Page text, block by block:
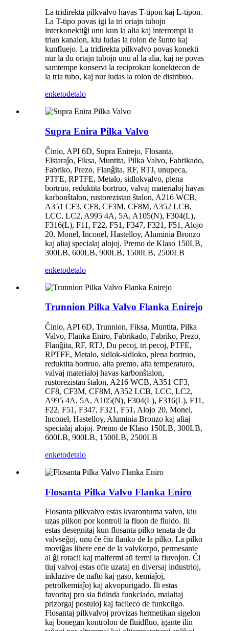
La tridirekta pilkvalvo havas T-tipon kaj L-tipon.
La T-tipo povas igi la tri ortajn tubojn
interkonektiĝi unu kun la alia kaj interrompi la
trian kanalon, kiu ludas la rolon de ŝunto kaj
kunfluejo. La tridirekta pilkvalvo povas konekti
nur la du ortajn tubojn unu al la alia, kaj ne povas
samtempe konservi la reciprokan konektecon de
la tria tubo, kaj nur ludas la rolon de distribuo.
enketodetalo
Supra Enira Pilka Valvo
Ĉinio, API 6D, Supra Enirejo, Flosanta,
Elstaraĵo, Fiksa, Muntita, Pilka Valvo, Fabrikado,
Fabriko, Prezo, Flanĝita, RF, RTJ, unupeca,
PTFE, RPTFE, Metalo, sidlokvalvo, plena
bortruo, reduktita bortruo, valvaj materialoj havas
karbonŝtalon, rustorezistan ŝtalon, A216 WCB,
A351 CF3, CF8, CF3M, CF8M, A352 LCB,
LCC, LC2, A995 4A, 5A, A105(N), F304(L),
F316(L), F11, F22, F51, F347, F321, F51, Alojo
20, Monel, Inconel, Hastelloy, Aluminia Bronzo
kaj aliaj specialaj alojoj. Premo de Klaso 150LB,
300LB, 600LB, 900LB, 1500LB, 2500LB
enketodetalo
Trunnion Pilka Valvo Flanka Enirejo
Ĉinio, API 6D, Trunnion, Fiksa, Muntita, Pilka
Valvo, Flanka Eniro, Fabrikado, Fabriko, Prezo,
Flanĝita, RF, RTJ, Du pecoj, tri pecoj, PTFE,
RPTFE, Metalo, sidlok-sidloko, plena bortruo,
reduktita bortruo, alta premo, alta temperaturo,
valvaj materialoj havas karbonŝtalon,
rustorezistan ŝtalon, A216 WCB, A351 CF3,
CF8, CF3M, CF8M, A352 LCB, LCC, LC2,
A995 4A, 5A, A105(N), F304(L), F316(L), F11,
F22, F51, F347, F321, F51, Alojo 20, Monel,
Inconel, Hastelloy, Aluminia Bronzo kaj aliaj
specialaj alojoj. Premo de Klaso 150LB, 300LB,
600LB, 900LB, 1500LB, 2500LB
enketodetalo
Flosanta Pilka Valvo Flanka Eniro
Flosanta pilkvalvo estas kvaronturna valvo, kiu
uzas pilkon por kontroli la fluon de fluido. Ili
estas desegnitaj kun flosanta pilko tenata de du
valvseĝoj, unu ĉe ĉiu flanko de la pilko. La pilko
moviĝas libere ene de la valvkorpo, permesante
al ĝi rotacii kaj malfermi aŭ fermi la fluvojon. Ĉi
tiuj valvoj estas ofte uzataj en diversaj industrioj,
inkluzive de nafto kaj gaso, kemiaĵoj,
petrolkemiaĵoj kaj akvopurigado. Ili estas
favoritaj pro sia fidinda funkciado, malaltaj
prizorgaj postuloj kaj facileco de funkciigo.
Flosantaj pilkvalvoj provizas hermetikan sigelon
kaj bonegan kontrolon de fluidfluo, igante ilin